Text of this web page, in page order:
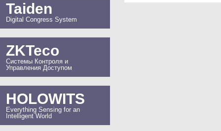
Taiden
Digital Congress System
ZKTeco
Системы Контроля и
Управления Доступом
HOLOWITS
Everything Sensing for an
Intelligent World